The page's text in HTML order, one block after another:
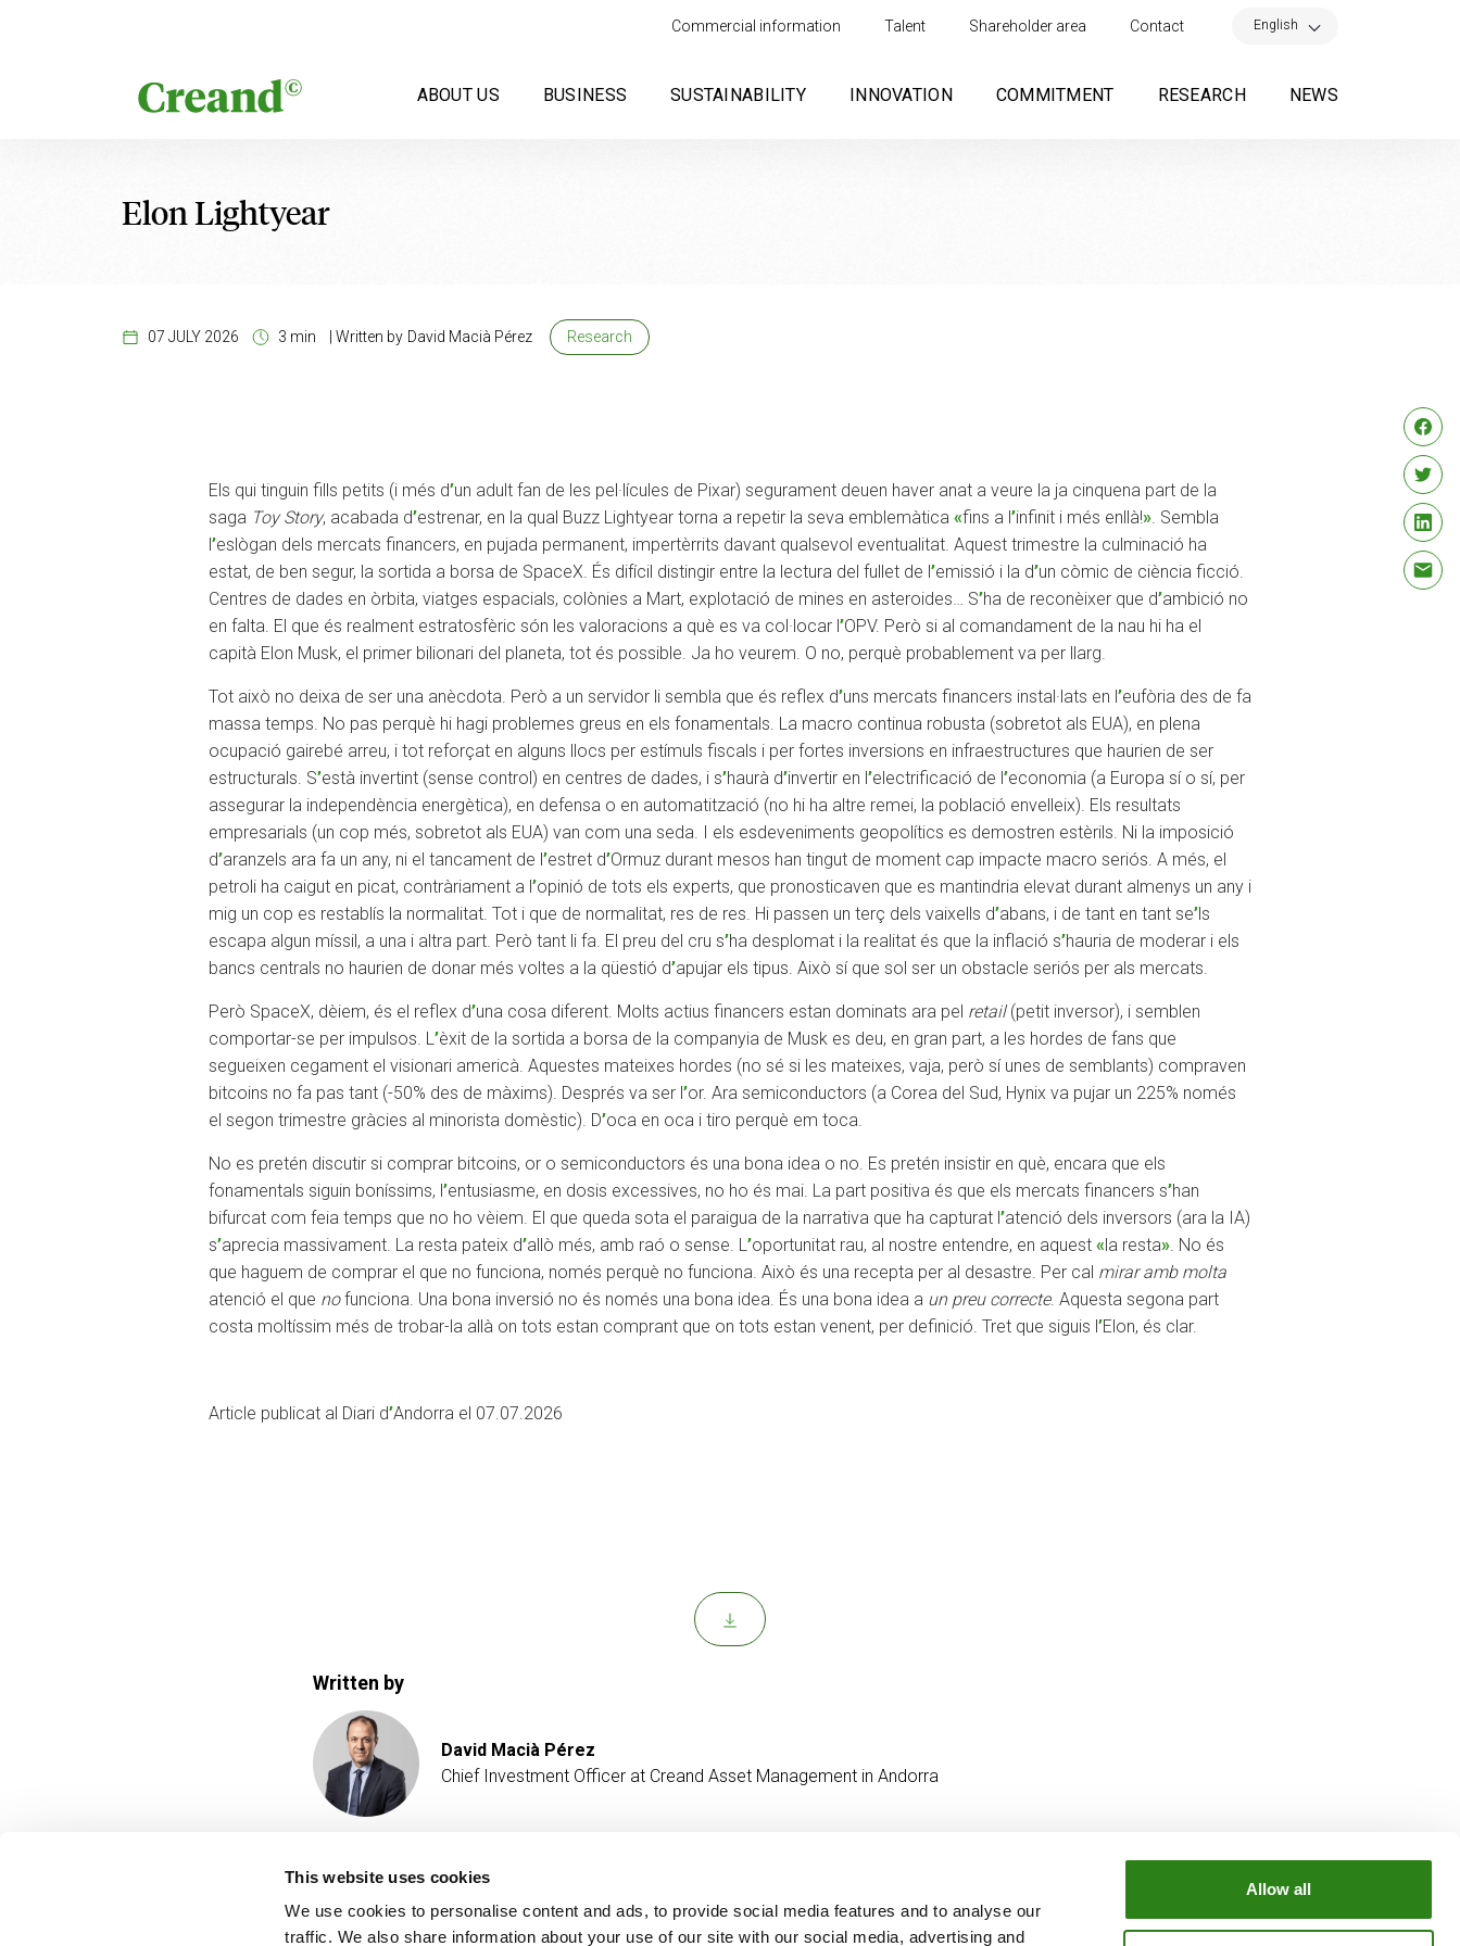
This website uses cookies
We use cookies to personalise content and ads, to provide social media features and to analyse our
traffic. We also share information about your use of our site with our social media, advertising and
Allow all
Commercial information Talent Shareholder area Contact English
ABOUT US BUSINESS SUSTAINABILITY INNOVATION COMMITMENT RESEARCH NEWS
Elon Lightyear
07 JULY 2026 3 min Written by David Macià Pérez Research
Els qui tinguin fills petits (i més d’un adult fan de les pel·lícules de Pixar) segurament deuen haver anat a veure la ja cinquena part de la
saga Toy Story, acabada d’estrenar, en la qual Buzz Lightyear torna a repetir la seva emblemàtica «fins a l’infinit i més enllà!». Sembla
l’eslògan dels mercats financers, en pujada permanent, impertèrrits davant qualsevol eventualitat. Aquest trimestre la culminació ha
estat, de ben segur, la sortida a borsa de SpaceX. És difícil distingir entre la lectura del fullet de l’emissió i la d’un còmic de ciència ficció.
Centres de dades en òrbita, viatges espacials, colònies a Mart, explotació de mines en asteroides… S’ha de reconèixer que d’ambició no
en falta. El que és realment estratosfèric són les valoracions a què es va col·locar l’OPV. Però si al comandament de la nau hi ha el
capità Elon Musk, el primer bilionari del planeta, tot és possible. Ja ho veurem. O no, perquè probablement va per llarg.
Tot això no deixa de ser una anècdota. Però a un servidor li sembla que és reflex d’uns mercats financers instal·lats en l’eufòria des de fa
massa temps. No pas perquè hi hagi problemes greus en els fonamentals. La macro continua robusta (sobretot als EUA), en plena
ocupació gairebé arreu, i tot reforçat en alguns llocs per estímuls fiscals i per fortes inversions en infraestructures que haurien de ser
estructurals. S’està invertint (sense control) en centres de dades, i s’haurà d’invertir en l’electrificació de l’economia (a Europa sí o sí, per
assegurar la independència energètica), en defensa o en automatització (no hi ha altre remei, la població envelleix). Els resultats
empresarials (un cop més, sobretot als EUA) van com una seda. I els esdeveniments geopolítics es demostren estèrils. Ni la imposició
d’aranzels ara fa un any, ni el tancament de l’estret d’Ormuz durant mesos han tingut de moment cap impacte macro seriós. A més, el
petroli ha caigut en picat, contràriament a l’opinió de tots els experts, que pronosticaven que es mantindria elevat durant almenys un any i
mig un cop es restablís la normalitat. Tot i que de normalitat, res de res. Hi passen un terç dels vaixells d’abans, i de tant en tant se’ls
escapa algun míssil, a una i altra part. Però tant li fa. El preu del cru s’ha desplomat i la realitat és que la inflació s’hauria de moderar i els
bancs centrals no haurien de donar més voltes a la qüestió d’apujar els tipus. Això sí que sol ser un obstacle seriós per als mercats.
Però SpaceX, dèiem, és el reflex d’una cosa diferent. Molts actius financers estan dominats ara pel retail(petit inversor), i semblen
comportar-se per impulsos. L’èxit de la sortida a borsa de la companyia de Musk es deu, en gran part, a les hordes de fans que
segueixen cegament el visionari americà. Aquestes mateixes hordes (no sé si les mateixes, vaja, però sí unes de semblants) compraven
bitcoins no fa pas tant (-50% des de màxims). Després va ser l’or. Ara semiconductors (a Corea del Sud, Hynix va pujar un 225% només
el segon trimestre gràcies al minorista domèstic). D’oca en oca i tiro perquè em toca.
No es pretén discutir si comprar bitcoins, or o semiconductors és una bona idea o no. Es pretén insistir en què, encara que els
fonamentals siguin boníssims, l’entusiasme, en dosis excessives, no ho és mai. La part positiva és que els mercats financers s’han
bifurcat com feia temps que no ho vèiem. El que queda sota el paraigua de la narrativa que ha capturat l’atenció dels inversors (ara la IA)
s’aprecia massivament. La resta pateix d’allò més, amb raó o sense. L’oportunitat rau, al nostre entendre, en aquest «la resta». No és
que haguem de comprar el que no funciona, només perquè no funciona. Això és una recepta per al desastre. Per cal mirar amb molta
atenció el que nofunciona. Una bona inversió no és només una bona idea. És una bona idea a un preu correcte. Aquesta segona part
costa moltíssim més de trobar-la allà on tots estan comprant que on tots estan venent, per definició. Tret que siguis l’Elon, és clar.
Article publicat al Diari d’Andorra el 07.07.2026
Written by
David Macià Pérez
Chief Investment Officer at Creand Asset Management in Andorra
Contact
MORE CREAND
OUR GROUP